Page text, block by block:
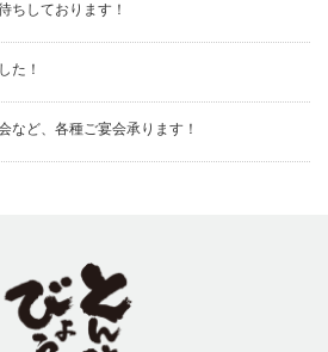
ちしております！
た！
など、各種ご宴会承ります！